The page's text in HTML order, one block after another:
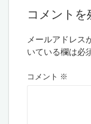
コメントを
メールアドレス
いている欄は必
コメント ※